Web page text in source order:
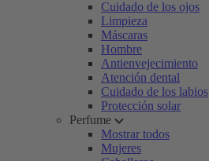
Cuidado de los ojos
Limpieza
Máscaras
Hombre
Antienvejecimiento
Atención dental
Cuidado de los labios
Protección solar
Perfume
Mostrar todos
Mujeres